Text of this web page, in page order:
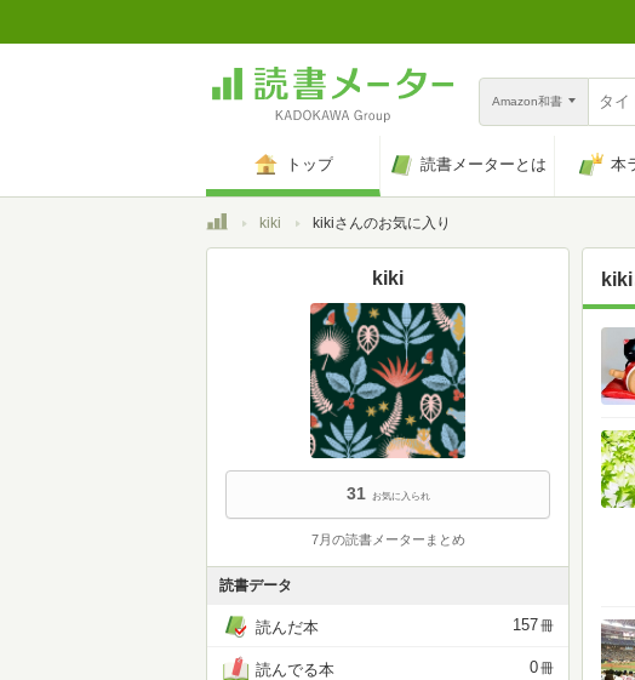
Amazon和書
トップ 読書メーターとは 本
トップkiki kikiさんのお気に入り
kiki
kiki
31 お気に入られ
7月の読書メーターまとめ
読書データ
読んだ本 157冊
読んでる本 0冊